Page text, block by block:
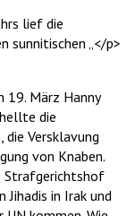
lief die
sunnitischen „</p>
19. März Hanny
die
die Versklavung
von Knaben.
Strafgerichtshof
Jihadis in Irak und